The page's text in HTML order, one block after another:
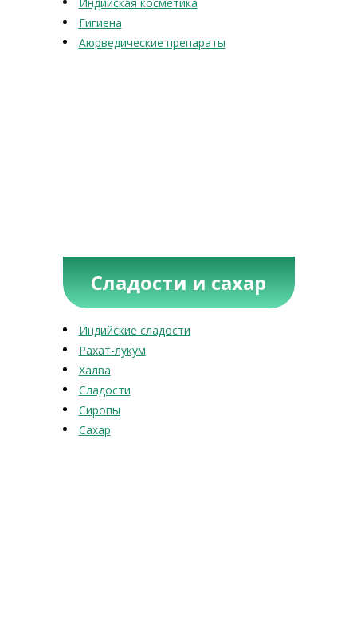
Индийская косметика
Гигиена
Аюрведические препараты
Сладости и сахар
Индийские сладости
Рахат-лукум
Халва
Сладости
Сиропы
Сахар